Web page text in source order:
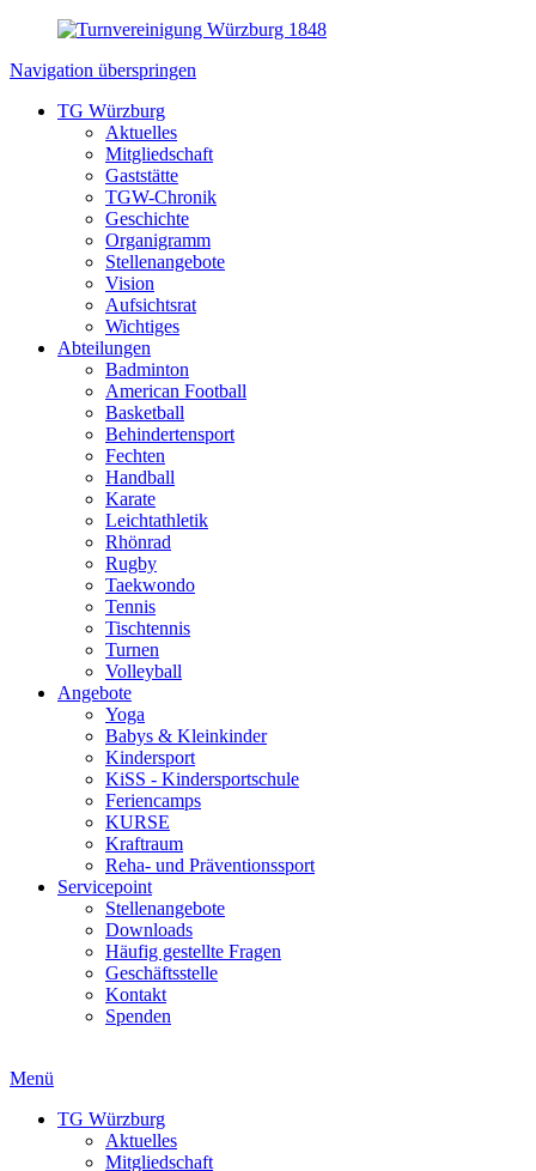
Navigation überspringen
TG Würzburg
Aktuelles
Mitgliedschaft
Gaststätte
TGW-Chronik
Geschichte
Organigramm
Stellenangebote
Vision
Aufsichtsrat
Wichtiges
Abteilungen
Badminton
American Football
Basketball
Behindertensport
Fechten
Handball
Karate
Leichtathletik
Rhönrad
Rugby
Taekwondo
Tennis
Tischtennis
Turnen
Volleyball
Angebote
Yoga
Babys & Kleinkinder
Kindersport
KiSS - Kindersportschule
Feriencamps
KURSE
Kraftraum
Reha- und Präventionssport
Servicepoint
Stellenangebote
Downloads
Häufig gestellte Fragen
Geschäftsstelle
Kontakt
Spenden
Menü
TG Würzburg
Aktuelles
Mitgliedschaft